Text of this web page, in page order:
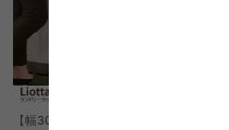
【幅30cm】Liotta ランドリーラック 4段